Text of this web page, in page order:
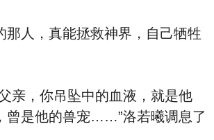
人，真能拯救神界，自己牺牲
，你吊坠中的血液，就是他
曾是他的兽宠……”洛若曦调息了